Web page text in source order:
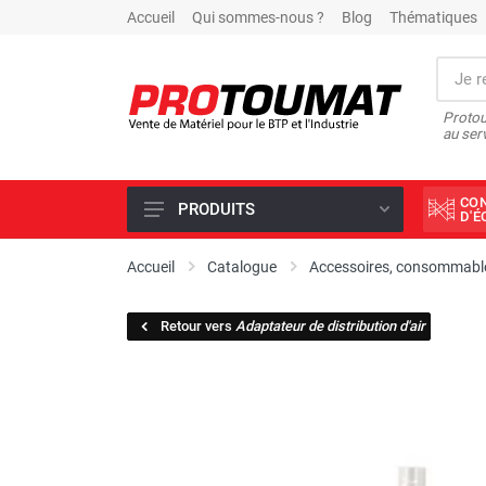
Accueil Qui sommes-nous ? Blog Thématiques
au
PROMOTIONS D'USINE
SCIAGE ET FORAGE
PRODUITS
Accueil Catalogue Accessoires,
Retour vers Adaptateur de distribution d'air